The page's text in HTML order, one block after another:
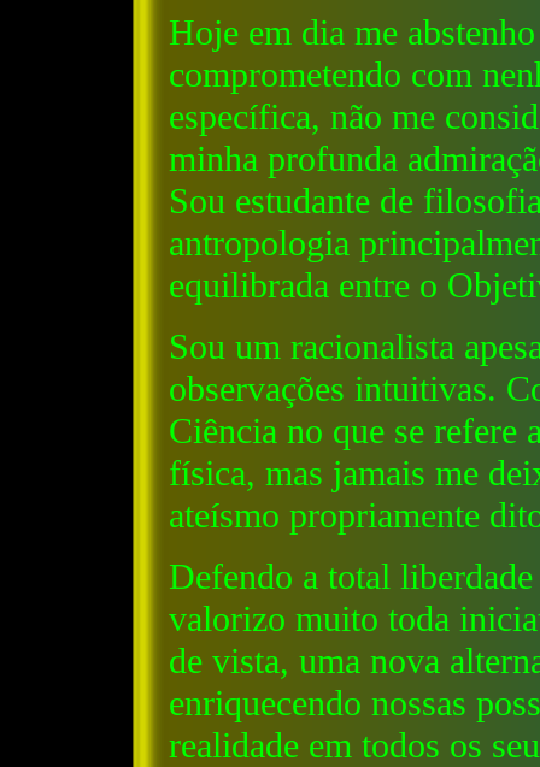
Hoje em dia me
comprometendo com
específica, não me
minha profunda
Sou estudante de
antropologia
equilibrada entre o
Sou um racionalista
observações intuitivas.
Ciência no que se refere
física, mas jamais me
ateísmo propriamente
Defendo a total
valorizo muito toda
de vista, uma nova
enriquecendo nossas
realidade em todos os